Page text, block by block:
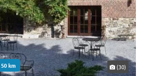
km (30)